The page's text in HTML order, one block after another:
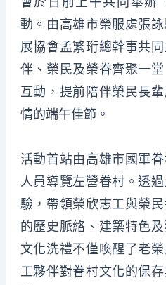
動。由高雄市榮服處張
展協會孟繁珩總幹事共
伴、榮民及榮眷齊聚一
互動，提前陪伴榮民長
情的端午佳節。
活動首站由高雄市國軍
人員導覽左營眷村。透
驗，帶領榮欣志工與榮
的歷史脈絡、建築特色
文化洗禮不僅喚醒了老
工夥伴對眷村文化的保